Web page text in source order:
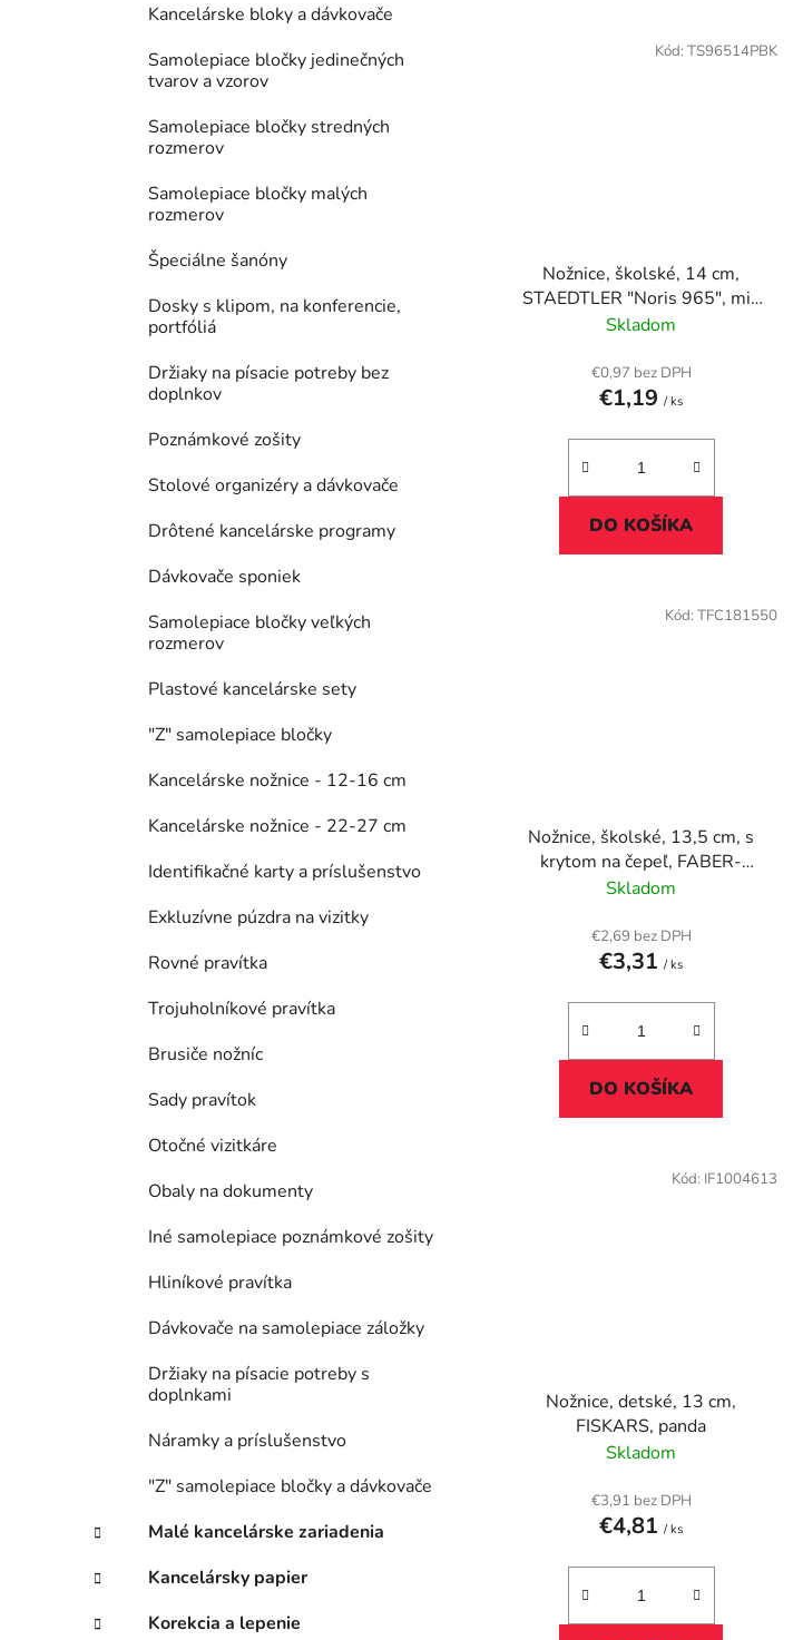
Kancelárske bloky a dávkovače
Samolepiace bločky jedinečných
tvarov a vzorov
Samolepiace bločky stredných
rozmerov
Samolepiace bločky malých
rozmerov
Špeciálne šanóny
Dosky s klipom, na konferencie,
portfóliá
Držiaky na písacie potreby bez
doplnkov
Poznámkové zošity
Stolové organizéry a dávkovače
Drôtené kancelárske programy
Dávkovače sponiek
Samolepiace bločky veľkých
rozmerov
Plastové kancelárske sety
"Z" samolepiace bločky
Kancelárske nožnice - 12-16 cm
Kancelárske nožnice - 22-27 cm
Identifikačné karty a príslušenstvo
Exkluzívne púzdra na vizitky
Rovné pravítka
Trojuholníkové pravítka
Brusiče nožníc
Sady pravítok
Otočné vizitkáre
Obaly na dokumenty
Iné samolepiace poznámkové zošity
Hliníkové pravítka
Dávkovače na samolepiace záložky
Držiaky na písacie potreby s
doplnkami
Náramky a príslušenstvo
"Z" samolepiace bločky a dávkovače
Malé kancelárske zariadenia
Kancelársky papier
Korekcia a lepenie
Nožnice, školské, 14 cm,
STAEDTLER "Noris 965", mix
farieb
Skladom
€0,97 bez DPH
€1,19/ ks
DO KOŠÍKA
Kód: TS96514PBK
Nožnice, školské, 13,5 cm, s
krytom na čepeľ, FABER-
CASTELL, červená
Skladom
€2,69 bez DPH
€3,31/ ks
DO KOŠÍKA
Kód: TFC181550
Nožnice, detské, 13 cm,
FISKARS, panda
Skladom
€3,91 bez DPH
€4,81/ ks
Kód: IF1004613